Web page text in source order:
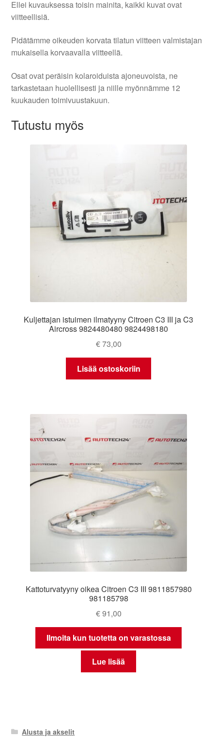
Ellei kuvauksessa toisin mainita, kaikki kuvat ovat
viitteellisiä.
Pidätämme oikeuden korvata tilatun viitteen valmistajan
mukaisella korvaavalla viitteellä.
Osat ovat peräisin kolaroiduista ajoneuvoista, ne
tarkastetaan huolellisesti ja niille myönnämme 12
kuukauden toimivuustakuun.
Tutustu myös
Kuljettajan istuimen ilmatyyny Citroen C3 III ja C3
Aircross 9824480480 9824498180
€73,00
Lisää ostoskoriin
Kattoturvatyyny oikea Citroen C3 III 9811857980
981185798
€91,00
Ilmoita kun tuotetta on varastossa
Lue lisää
Alusta ja akselit